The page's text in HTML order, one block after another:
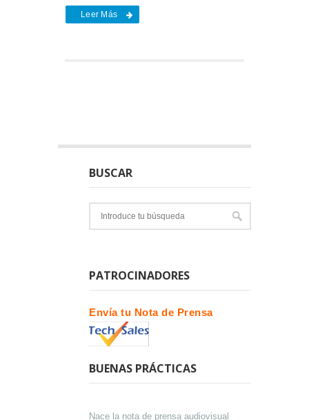
Leer Más
BUSCAR
PATROCINADORES
Envía tu Nota de Prensa
BUENAS PRÁCTICAS
Nace la nota de prensa audiovisual